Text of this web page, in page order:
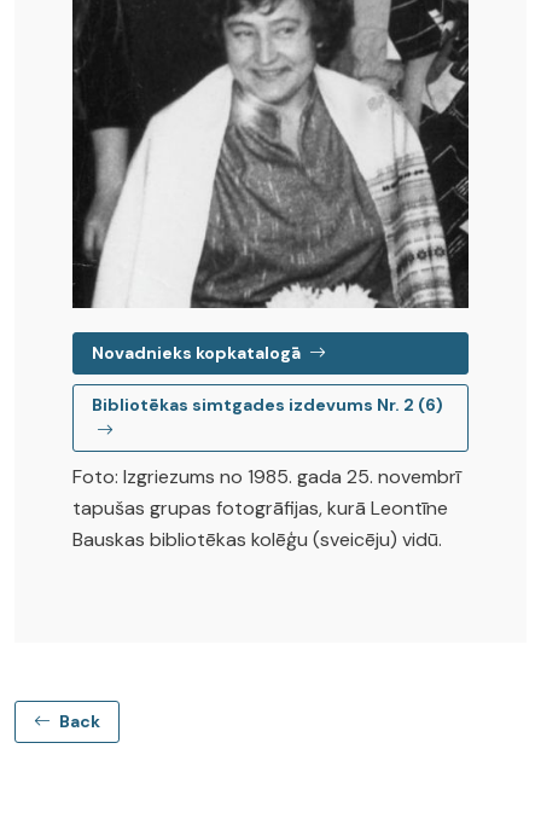
Novadnieks kopkatalogā
Bibliotēkas simtgades izdevums Nr. 2 (6)
Foto: Izgriezums no 1985. gada 25. novembrī
tapušas grupas fotogrāfijas, kurā Leontīne
Bauskas bibliotēkas kolēģu (sveicēju) vidū.
Back